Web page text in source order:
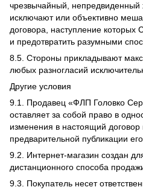
чрезвычайный, непредвиденный
исключают или объективно
договора, наступление которых
и предотвратить разумными
8.5. Стороны прикладывают
любых разногласий
Другие условия
9.1. Продавец «ФЛП Головко
оставляет за собой право в
изменения в настоящий договор
предварительной публикации
9.2. Интернет-магазин создан
дистанционного способа
9.3. Покупатель несет